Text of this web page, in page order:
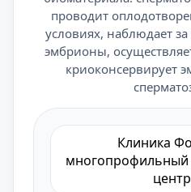
проводит
условиях, наблюдает
эмбрионы,
криоконсервирует
Клиника
многопрофильный
центр